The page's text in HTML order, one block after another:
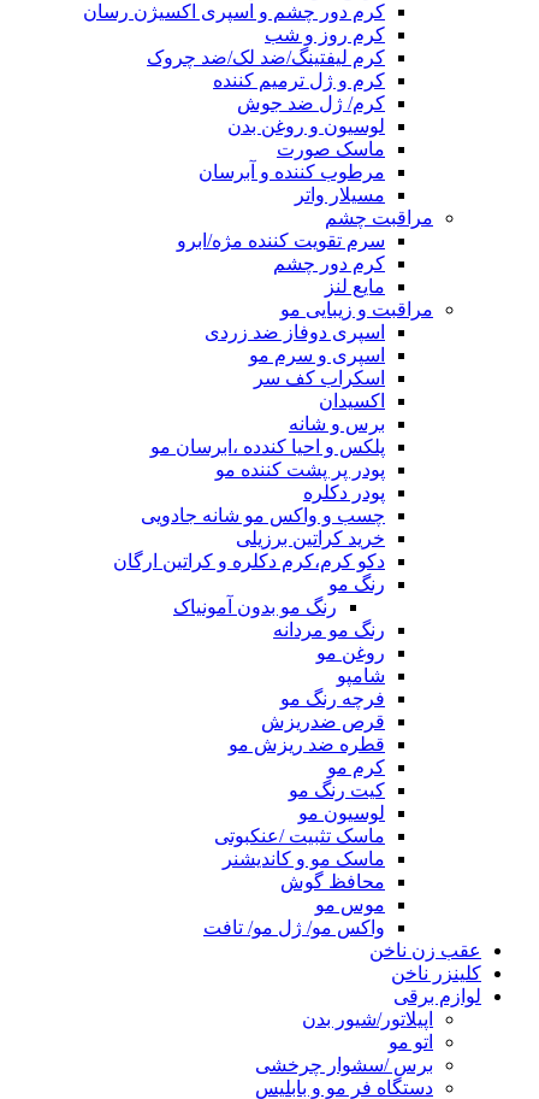
کرم دور چشم و اسپری اکسیژن رسان
کرم روز و شب
کرم لیفتینگ/ضد لک/ضد چروک
کرم و ژل ترمیم کننده
کرم/ ژل ضد جوش
لوسیون و روغن بدن
ماسک صورت
مرطوب کننده و آبرسان
مسیلار واتر
مراقبت چشم
سرم تقویت کننده مژه/ابرو
کرم دور چشم
مایع لنز
مراقبت و زیبایی مو
اسپری دوفاز ضد زردی
اسپری و سرم مو
اسکراب کف سر
اکسیدان
برس و شانه
پلکس و احیا کندده ،ابرسان مو
پودر پر پشت کننده مو
پودر دکلره
چسب و واکس مو شانه جادویی
خرید کراتین برزیلی
دکو کرم،کرم دکلره و کراتین ارگان
رنگ مو
رنگ مو بدون آمونیاک
رنگ مو مردانه
روغن مو
شامپو
فرچه رنگ مو
قرص ضدریزش
قطره ضد ریزش مو
کرم مو
کیت رنگ مو
لوسیون مو
ماسک تثبیت /عنکبوتی
ماسک مو و کاندیشنر
محافظ گوش
موس مو
واکس مو/ ژل مو/ تافت
عقب زن ناخن
کلینزر ناخن
لوازم برقی
اپیلاتور/شیور بدن
اتو مو
برس /سشوار چرخشی
دستگاه فر مو و بابلیس